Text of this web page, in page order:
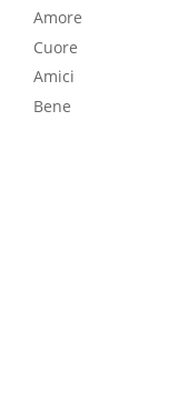
Amore
Cuore
Amici
Bene